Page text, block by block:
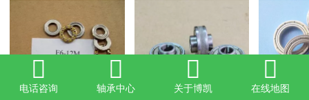
F6-12M 2
非标轴承626ZZ外圈
法兰轴
电话咨询 轴承中心 关于博凯 在线地图